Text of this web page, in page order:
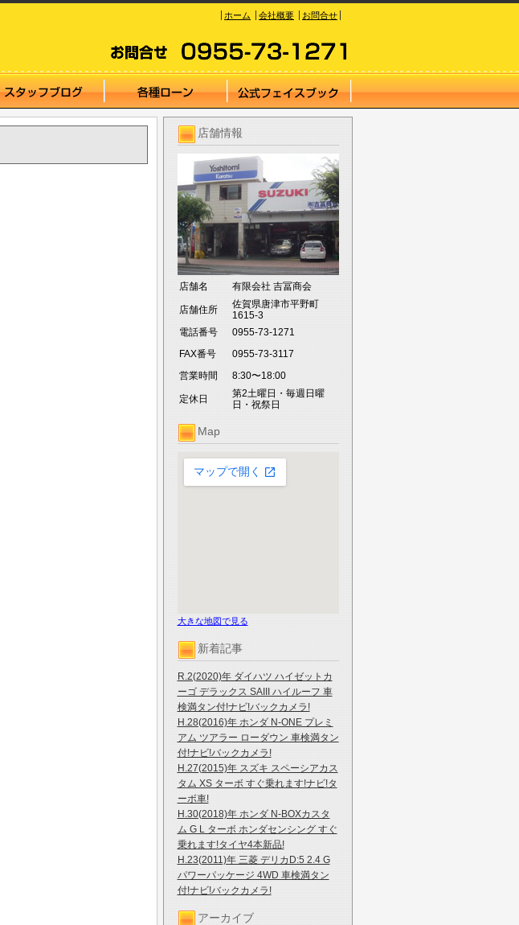
ホーム 会社概要 お問合せ
店舗情報
店舗名 有限会社 吉冨商会
店舗住所
佐賀県唐津市平野町
1615-3
電話番号
0955-73-1271
FAX番号
0955-73-3117
営業時間
8:30〜18:00
定休日
第2土曜日・毎週日曜
日・祝祭日
Map
大きな地図で見る
新着記事
R.2(2020)年 ダイハツ ハイゼットカ
ーゴ デラックス SAIII ハイルーフ 車
検満タン付!ナビ!バックカメラ!
H.28(2016)年 ホンダ N-ONE プレミ
アム ツアラー ローダウン 車検満タン
付!ナビ!バックカメラ!
H.27(2015)年 スズキ スペーシアカス
タム XS ターボ すぐ乗れます!ナビ!タ
ーボ車!
H.30(2018)年 ホンダ N-BOXカスタ
ム G L ターボ ホンダセンシング すぐ
乗れます!タイヤ4本新品!
H.23(2011)年 三菱 デリカD:5 2.4 G
パワーパッケージ 4WD 車検満タン
付!ナビ!バックカメラ!
アーカイブ